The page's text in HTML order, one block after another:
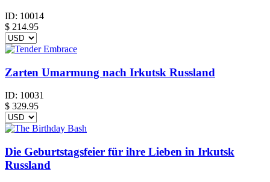
ID: 10014
$ 214.95
Zarten Umarmung nach Irkutsk Russland
ID: 10031
$ 329.95
Die Geburtstagsfeier für ihre Lieben in Irkutsk
Russland